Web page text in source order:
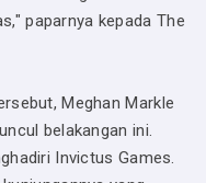
paparnya kepada The
Meghan Markle
belakangan ini.
Invictus Games.